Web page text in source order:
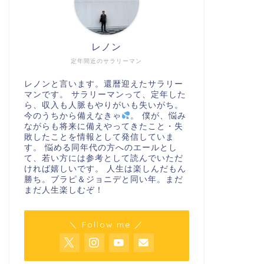
定年間近のサラリーマン
レノン
レノンと言います。還暦迎えたサラリー
マンです。 サラリーマンって、定年した
ら、収入も人脈もやりがいも失いがち。
今のうちから備えなきゃ
。 僕が、悩み
ながらも将来に備えやってきたこと・失
敗したことを情報として発信していま
す。 悩める同年代の方へのエールとし
て、若い方には参考として読んでいただ
ければ嬉しいです。 人生は楽しんだもん
勝ち。ブラピ＆ジョニデと同い年。まだ
まだ人生楽しむぞ！
＼ Follow me ／